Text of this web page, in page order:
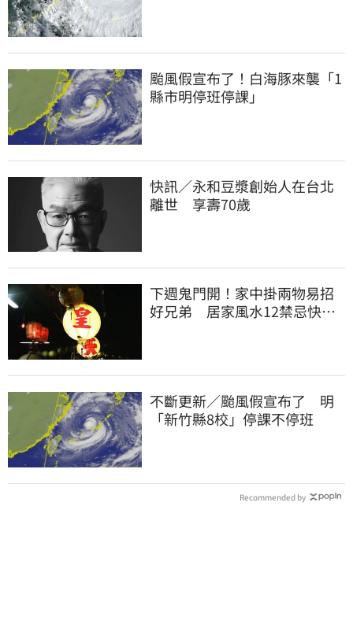
颱風假宣布了！白海豚來襲「1
縣市明停班停課」
快訊／永和豆漿創始人在台北
離世 享壽70歲
下週鬼門開！家中掛兩物易招
好兄弟 居家風水12禁忌快檢
不斷更新／颱風假宣布了 明
「新竹縣8校」停課不停班
Recommended by